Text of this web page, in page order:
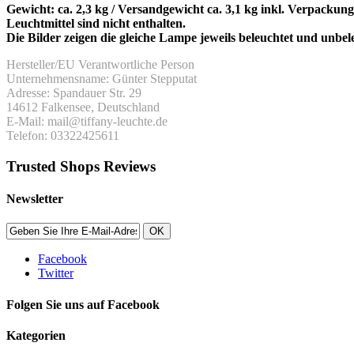
Gewicht: ca. 2,3 kg / Versandgewicht ca. 3,1 kg inkl.
Leuchtmittel sind nicht enthalten.
Die Bilder zeigen die gleiche Lampe jeweils beleuchtet und
Hersteller/EU Verantwortliche Person
Unternehmensname: Günter Stepputat
Adresse: Spandauer Str. 29
14612 Falkensee, Deutschland
E-Mail: mail@tiffany-leuchte.de
Telefon: 03322425611
Trusted Shops Reviews
Newsletter
OK
Facebook
Twitter
Folgen Sie uns auf Facebook
Kategorien